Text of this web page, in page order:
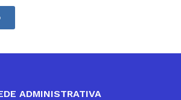
ADMINISTRATIVA